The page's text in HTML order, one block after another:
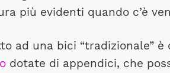
più evidenti quando c’è
ad una bici “tradizionale”
dotate di appendici, che